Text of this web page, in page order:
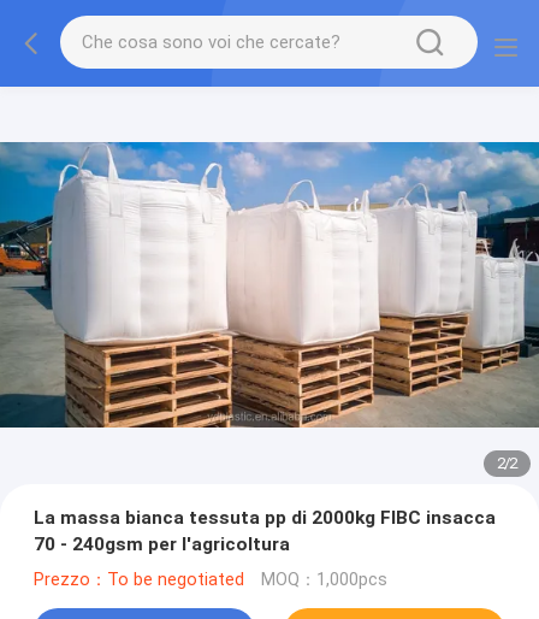
2/2
La massa bianca tessuta pp di 2000kg FIBC insacca
70 - 240gsm per l'agricoltura
Prezzo：To be negotiated MOQ：1,000pcs